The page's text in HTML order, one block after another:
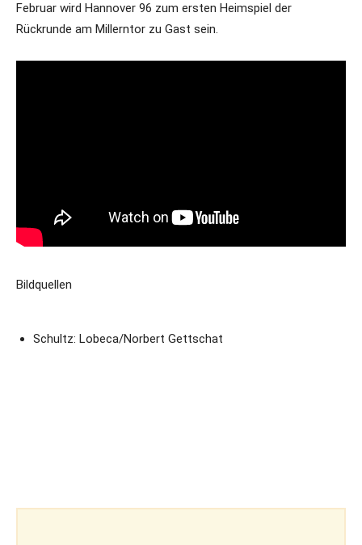
Februar wird Hannover 96 zum ersten Heimspiel der
Rückrunde am Millerntor zu Gast sein.
Bildquellen
Schultz: Lobeca/Norbert Gettschat